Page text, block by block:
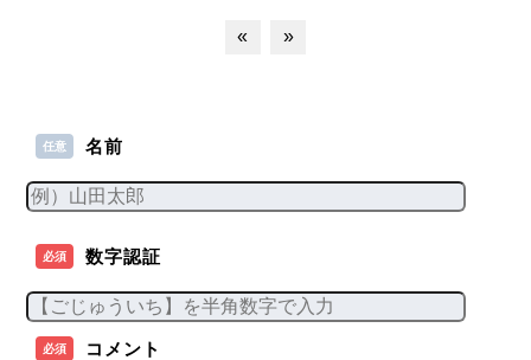
« »
任意 名前
必須 数字認証
必須 コメント